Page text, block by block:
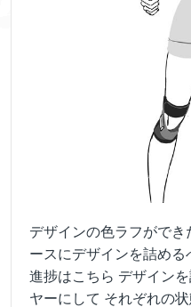
デザインの色ラフがで
ースにデザインを詰める
進捗はこちら デザイン
ヤーにして それぞれの